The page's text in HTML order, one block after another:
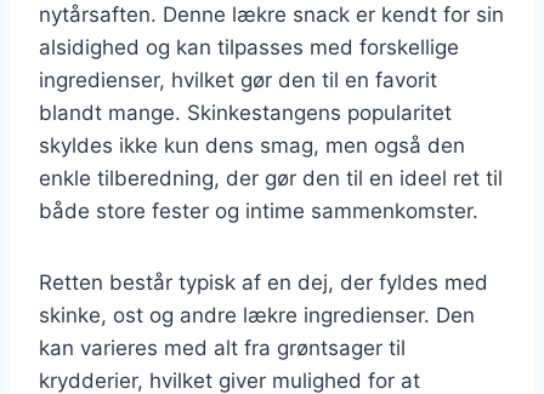
nytårsaften. Denne lækre snack er kendt for sin
alsidighed og kan tilpasses med forskellige
ingredienser, hvilket gør den til en favorit
blandt mange. Skinkestangens popularitet
skyldes ikke kun dens smag, men også den
enkle tilberedning, der gør den til en ideel ret til
både store fester og intime sammenkomster.
Retten består typisk af en dej, der fyldes med
skinke, ost og andre lækre ingredienser. Den
kan varieres med alt fra grøntsager til
krydderier, hvilket giver mulighed for at